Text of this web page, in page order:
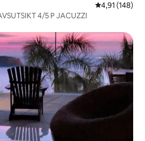
4,91 av 5 i
4,91 (148)
4/5 P JACUZZI